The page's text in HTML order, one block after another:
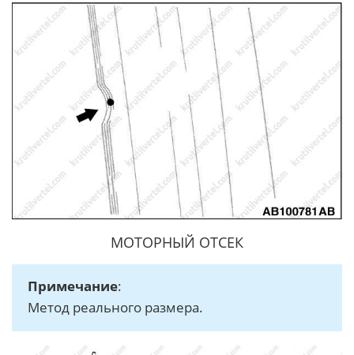
МОТОРНЫЙ ОТСЕК
Примечание:
Метод реального размера.